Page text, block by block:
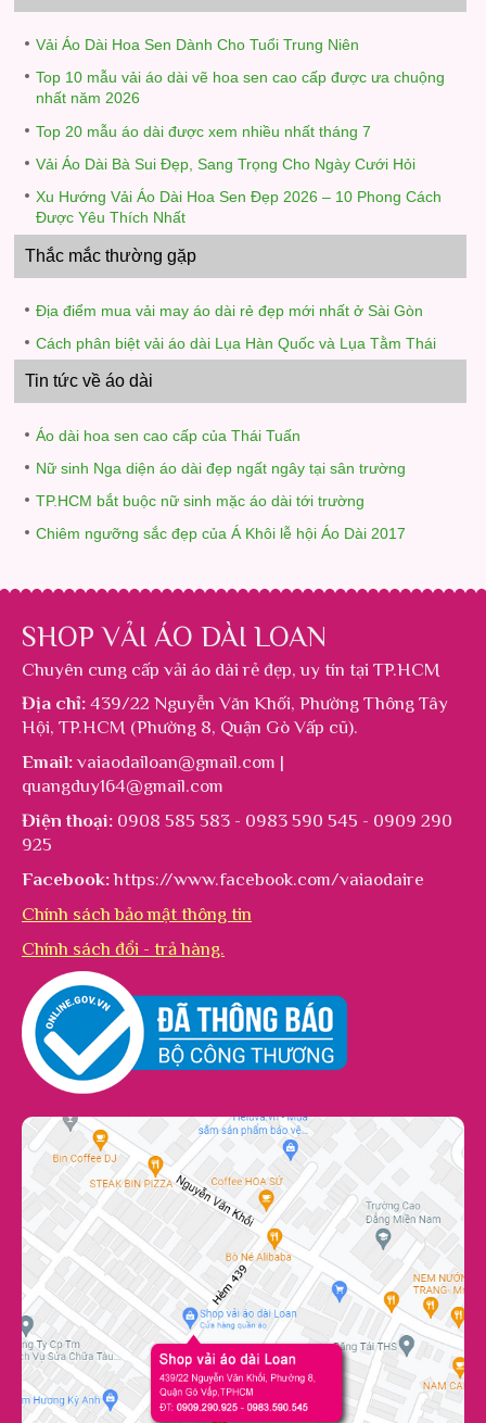
Vải Áo Dài Hoa Sen Dành Cho Tuổi Trung Niên
Top 10 mẫu vải áo dài vẽ hoa sen cao cấp được ưa chuộng
nhất năm 2026
Top 20 mẫu áo dài được xem nhiều nhất tháng 7
Vải Áo Dài Bà Sui Đẹp, Sang Trọng Cho Ngày Cưới Hỏi
Xu Hướng Vải Áo Dài Hoa Sen Đẹp 2026 – 10 Phong Cách
Được Yêu Thích Nhất
Thắc mắc thường gặp
Địa điểm mua vải may áo dài rẻ đẹp mới nhất ở Sài Gòn
Cách phân biệt vải áo dài Lụa Hàn Quốc và Lụa Tằm Thái
Tin tức về áo dài
Áo dài hoa sen cao cấp của Thái Tuấn
Nữ sinh Nga diện áo dài đẹp ngất ngây tại sân trường
TP.HCM bắt buộc nữ sinh mặc áo dài tới trường
Chiêm ngưỡng sắc đẹp của Á Khôi lễ hội Áo Dài 2017
SHOP VẢI ÁO DÀI LOAN
Chuyên cung cấp vải áo dài rẻ đẹp, uy tín tại TP.HCM
Địa chỉ: 439/22 Nguyễn Văn Khối, Phường Thông Tây
Hội, TP.HCM (Phường 8, Quận Gò Vấp cũ).
Email: vaiaodailoan@gmail.com |
quangduy164@gmail.com
Điện thoại: 0908 585 583 - 0983 590 545 - 0909 290
925
Facebook: https://www.facebook.com/vaiaodaire
Chính sách bảo mật thông tin
Chính sách đổi - trả hàng.